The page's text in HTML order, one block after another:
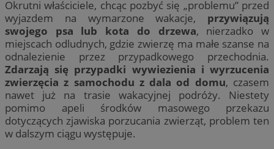
Okrutni właściciele, chcąc pozbyć się „problemu” przed
wyjazdem na wymarzone wakacje, przywiązują
swojego psa lub kota do drzewa, nierzadko w
miejscach odludnych, gdzie zwierzę ma małe szanse na
odnalezienie przez przypadkowego przechodnia.
Zdarzają się przypadki wywiezienia i wyrzucenia
zwierzęcia z samochodu z dala od domu, czasem
nawet już na trasie wakacyjnej podróży. Niestety
pomimo apeli środków masowego przekazu
dotyczących zjawiska porzucania zwierząt, problem ten
w dalszym ciągu występuje.